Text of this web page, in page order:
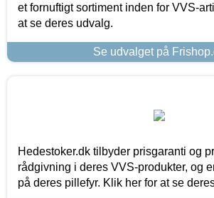
et fornuftigt sortiment inden for VVS-
at se deres udvalg.
Se udvalget på
Hedestoker.dk tilbyder prisgaranti og
rådgivning i deres VVS-produkter, og
på deres pillefyr. Klik her for at se